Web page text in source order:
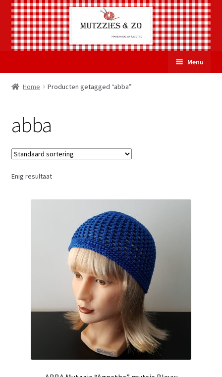
naar
de
Menu
Welkom
Home Producten getagged “abba”
abba
Enig resultaat